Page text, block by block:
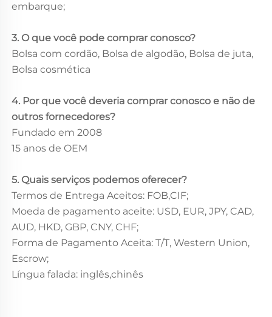
embarque;
3. O que você pode comprar conosco?
Bolsa com cordão, Bolsa de algodão, Bolsa de juta,
Bolsa cosmética
4. Por que você deveria comprar conosco e não de
outros fornecedores?
Fundado em 2008
15 anos de OEM
5. Quais serviços podemos oferecer?
Termos de Entrega Aceitos: FOB,CIF;
Moeda de pagamento aceite: USD, EUR, JPY, CAD,
AUD, HKD, GBP, CNY, CHF;
Forma de Pagamento Aceita: T/T, Western Union,
Escrow;
Língua falada: inglês,chinês